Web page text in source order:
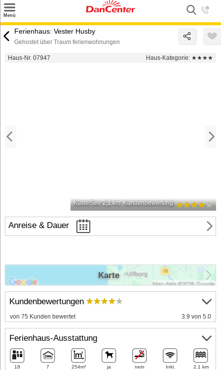
Menü
Suchen
Ferienhaus: Vester Husby
Gehostet über Traum ferienwohnungen
Haus-Nr. 07947 Haus-Kategorie: ★★★★
Küste/See 2,1 km Kundenbewertung
Anreise & Dauer
Kundenbewertungen
von 75 Kunden bewertet 3.9 von 5.0
Ferienhaus-Ausstattung
18 7 254m² ja nein Inkl. 2,1 km
Karte